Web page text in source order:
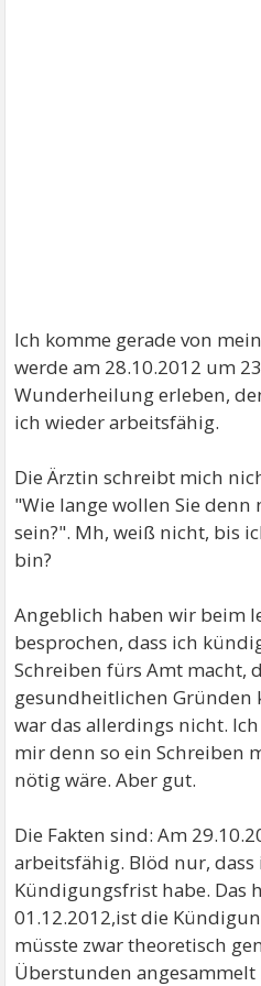
Ich komme gerade von
werde am 28.10.2012 um
Wunderheilung erleben,
ich wieder arbeitsfähig.
Die Ärztin schreibt mich
"Wie lange wollen Sie denn
sein?". Mh, weiß nicht, bis
bin?
Angeblich haben wir beim
besprochen, dass ich
Schreiben fürs Amt macht,
gesundheitlichen Gründen
war das allerdings nicht.
mir denn so ein Schreiben
nötig wäre. Aber gut.
Die Fakten sind: Am
arbeitsfähig. Blöd nur, dass
Kündigungsfrist habe. Das
01.12.2012,ist die
müsste zwar theoretisch
Überstunden